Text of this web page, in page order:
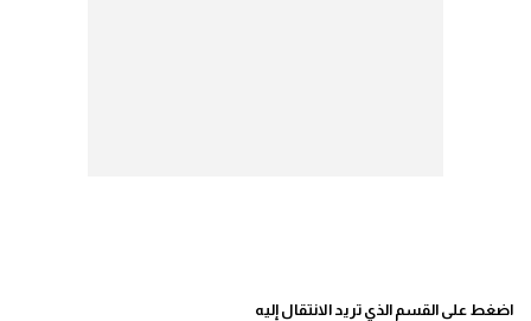
اضغط على القسم الذي تريد الانتقال إليه